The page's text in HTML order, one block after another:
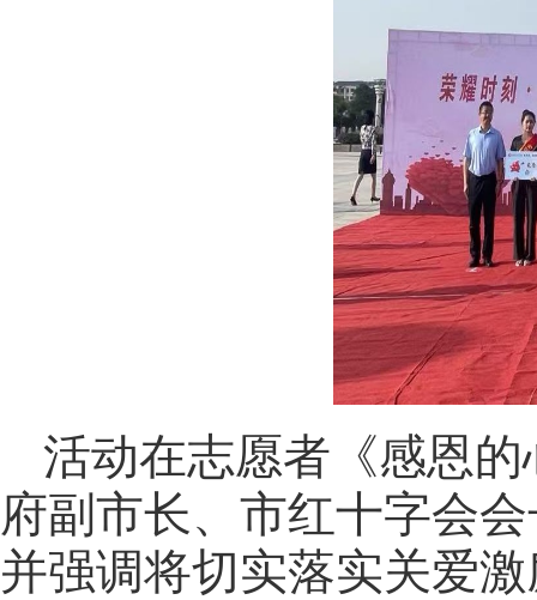
活动在志愿者《感恩
府副市长、市红十字会
并强调将切实落实关爱